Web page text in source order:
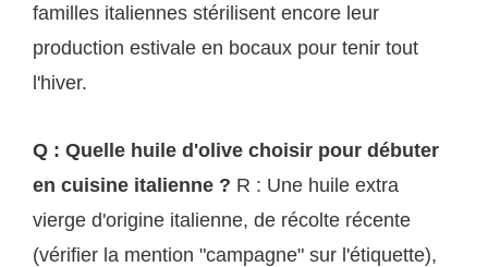
familles italiennes stérilisent encore leur
production estivale en bocaux pour tenir tout
l'hiver.
Q : Quelle huile d'olive choisir pour débuter
en cuisine italienne ? R : Une huile extra
vierge d'origine italienne, de récolte récente
(vérifier la mention "campagne" sur l'étiquette),